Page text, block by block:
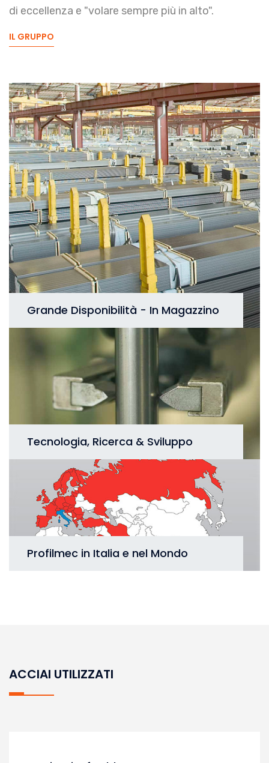
di eccellenza e "volare sempre più in alto".
IL GRUPPO
Grande Disponibilità - In Magazzino
Tecnologia, Ricerca & Sviluppo
Profilmec in Italia e nel Mondo
ACCIAI UTILIZZATI